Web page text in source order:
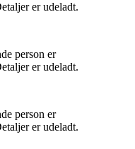
er udeladt.
person er
er udeladt.
person er
er udeladt.